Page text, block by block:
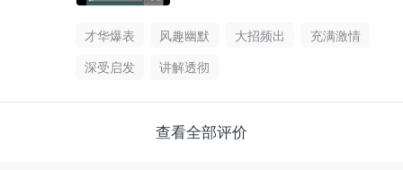
才华爆表 风趣幽默 大招频出
充满激情
深受启发
讲解透彻
查看全部评价